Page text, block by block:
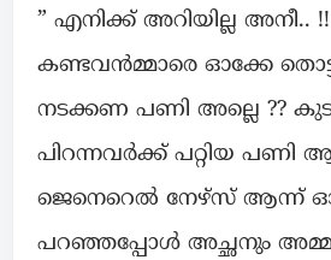
” എനിക്ക് അറിയില്ല
കണ്ടവൻമ്മാരെ ഓക്കേ
നടക്കണ പണി അല്ലെ ??
പിറന്നവർക്ക് പറ്റിയ
ജെനെറെൽ നേഴ്സ് ആന്ന്
പറഞ്ഞപ്പോൾ അച്ഛനും